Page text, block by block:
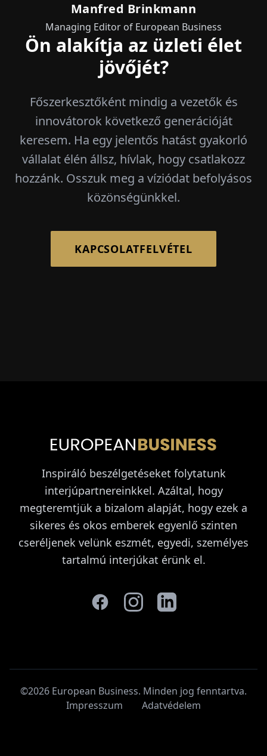
Manfred Brinkmann
Managing Editor of European Business
Ön alakítja az üzleti élet
jövőjét?
Főszerkesztőként mindig a vezetők és
innovátorok következő generációját
keresem. Ha egy jelentős hatást gyakorló
vállalat élén állsz, hívlak, hogy csatlakozz
hozzánk. Osszuk meg a víziódat befolyásos
közönségünkkel.
KAPCSOLATFELVÉTEL
Inspiráló beszélgetéseket folytatunk
interjúpartnereinkkel. Azáltal, hogy
megteremtjük a bizalom alapját, hogy ezek a
sikeres és okos emberek egyenlő szinten
cseréljenek velünk eszmét, egyedi, személyes
tartalmú interjúkat érünk el.
©2026 European Business. Minden jog fenntartva.
Impresszum
Adatvédelem